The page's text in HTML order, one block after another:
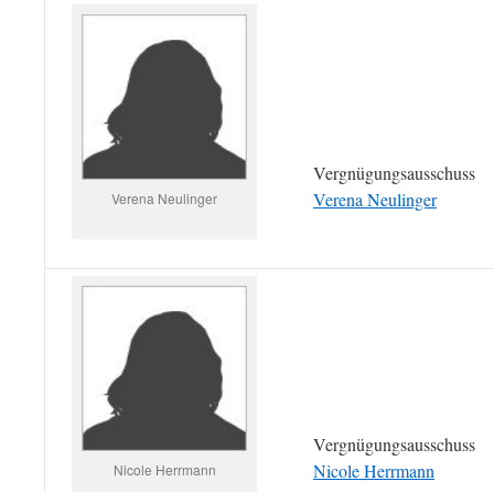
Verena Neulinger
Vergnügungsausschuss
Verena Neulinger
Nicole Herrmann
Vergnügungsausschuss
Nicole Herrmann